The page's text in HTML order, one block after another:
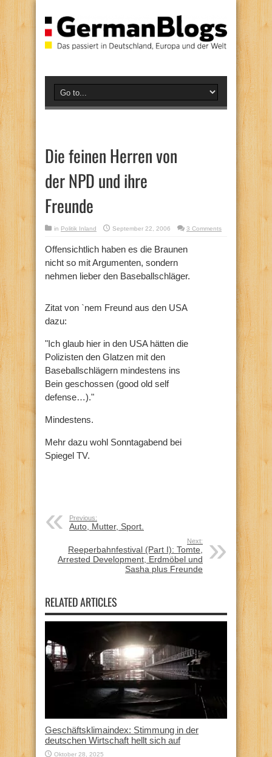
Die feinen Herren von
der NPD und ihre
Freunde
in Politik Inland September 22, 2006 3 Comments
Offensichtlich haben es die Braunen
nicht so mit Argumenten, sondern
nehmen lieber den Baseballschläger.
Zitat von `nem Freund aus den USA
dazu:
"Ich glaub hier in den USA hätten die
Polizisten den Glatzen mit den
Baseballschlägern mindestens ins
Bein geschossen (good old self
defense…)."
Mindestens.
Mehr dazu wohl Sonntagabend bei
Spiegel TV.
Previous:
Auto, Mutter, Sport.
Next:
Reeperbahnfestival (Part I): Tomte,
Arrested Development, Erdmöbel und
Sasha plus Freunde
RELATED ARTICLES
Geschäftsklimaindex: Stimmung in der
deutschen Wirtschaft hellt sich auf
Oktober 28, 2025